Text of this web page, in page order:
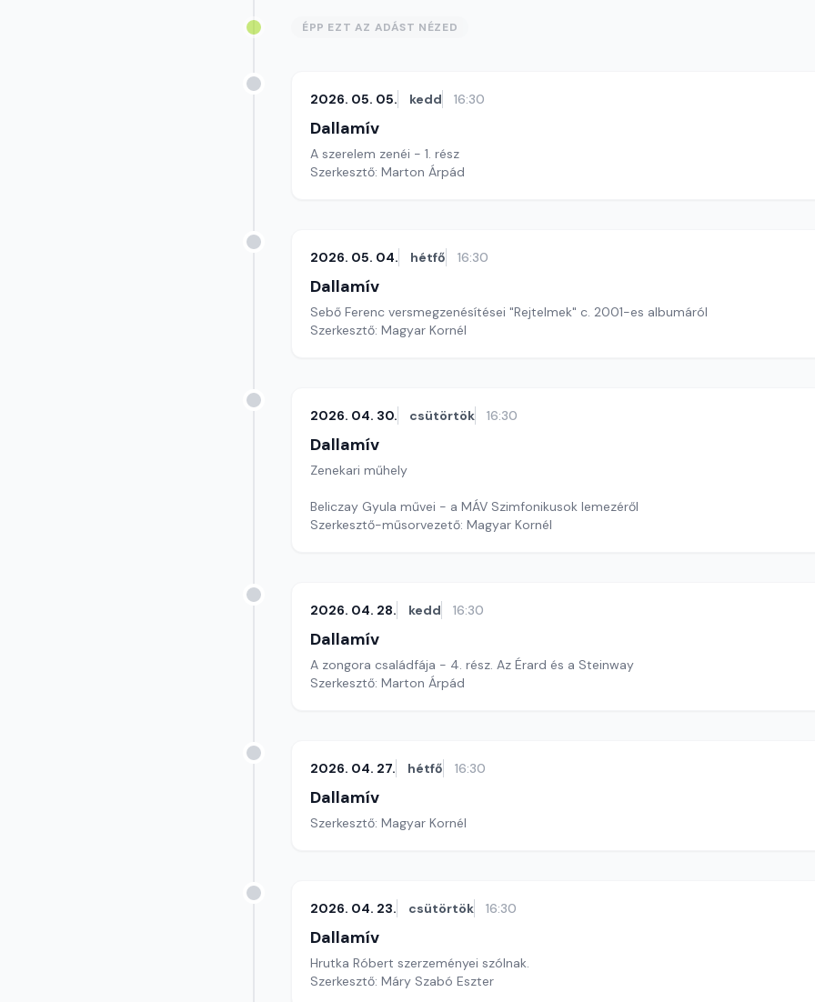
ÉPP EZT AZ ADÁST NÉZED
2026. 05. 05. kedd 16:30
Dallamív
A szerelem zenéi - 1. rész
Szerkesztő: Marton Árpád
2026. 05. 04. hétfő 16:30
Dallamív
Sebő Ferenc versmegzenésítései "Rejtelmek" c. 2001-es albumáról
Szerkesztő: Magyar Kornél
2026. 04. 30. csütörtök 16:30
Dallamív
Zenekari műhely
Beliczay Gyula művei - a MÁV Szimfonikusok lemezéről
Szerkesztő-műsorvezető: Magyar Kornél
2026. 04. 28. kedd 16:30
Dallamív
A zongora családfája - 4. rész. Az Érard és a Steinway
Szerkesztő: Marton Árpád
2026. 04. 27. hétfő 16:30
Dallamív
Szerkesztő: Magyar Kornél
2026. 04. 23. csütörtök 16:30
Dallamív
Hrutka Róbert szerzeményei szólnak.
Szerkesztő: Máry Szabó Eszter